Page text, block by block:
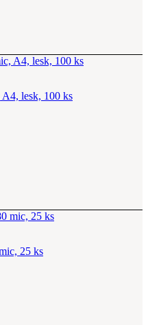
lesk, 100 ks
25 ks